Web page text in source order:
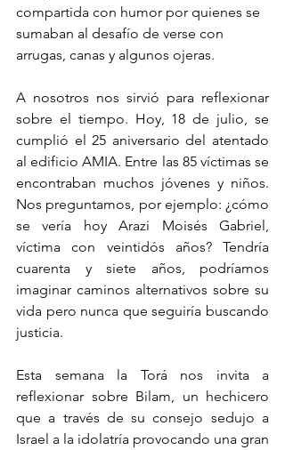
compartida con humor por quienes se
sumaban al desafío de verse con
arrugas, canas y algunos ojeras.
A nosotros nos sirvió para reflexionar
sobre el tiempo. Hoy, 18 de julio, se
cumplió el 25 aniversario del atentado
al edificio AMIA. Entre las 85 víctimas se
encontraban muchos jóvenes y niños.
Nos preguntamos, por ejemplo: ¿cómo
se vería hoy Arazi Moisés Gabriel,
víctima con veintidós años? Tendría
cuarenta y siete años, podríamos
imaginar caminos alternativos sobre su
vida pero nunca que seguiría buscando
justicia.
Esta semana la Torá nos invita a
reflexionar sobre Bilam, un hechicero
que a través de su consejo sedujo a
Israel a la idolatría provocando una gran